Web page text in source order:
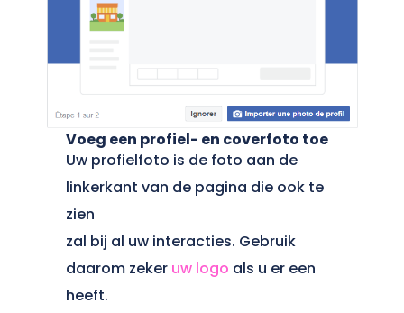
Voeg een profiel- en coverfoto toe
Uw profielfoto is de foto aan de
linkerkant van de pagina die ook te
zien
zal bij al uw interacties. Gebruik
daarom zeker uw logo als u er een
heeft.